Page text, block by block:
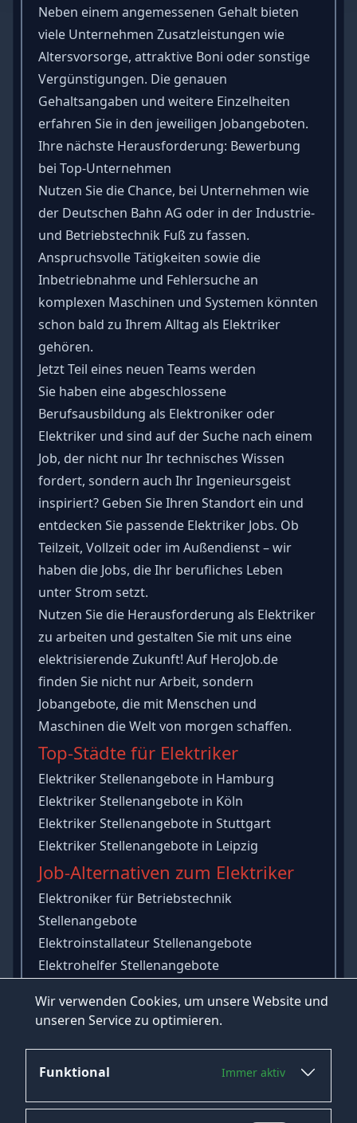
Wir verwenden Cookies, um unsere Website und
unseren Service zu optimieren.
Funktional Immer aktiv
Neben einem angemessenen Gehalt bieten
viele Unternehmen Zusatzleistungen wie
Altersvorsorge, attraktive Boni oder sonstige
Vergünstigungen. Die genauen
Gehaltsangaben und weitere Einzelheiten
erfahren Sie in den jeweiligen Jobangeboten.
Ihre nächste Herausforderung: Bewerbung
bei Top-Unternehmen
Nutzen Sie die Chance, bei Unternehmen wie
der Deutschen Bahn AG oder in der Industrie-
und Betriebstechnik Fuß zu fassen.
Anspruchsvolle Tätigkeiten sowie die
Inbetriebnahme und Fehlersuche an
komplexen Maschinen und Systemen könnten
schon bald zu Ihrem Alltag als Elektriker
gehören.
Jetzt Teil eines neuen Teams werden
Sie haben eine abgeschlossene
Berufsausbildung als Elektroniker oder
Elektriker und sind auf der Suche nach einem
Job, der nicht nur Ihr technisches Wissen
fordert, sondern auch Ihr Ingenieursgeist
inspiriert? Geben Sie Ihren Standort ein und
entdecken Sie passende Elektriker Jobs. Ob
Teilzeit, Vollzeit oder im Außendienst – wir
haben die Jobs, die Ihr berufliches Leben
unter Strom setzt.
Nutzen Sie die Herausforderung als Elektriker
zu arbeiten und gestalten Sie mit uns eine
elektrisierende Zukunft! Auf HeroJob.de
finden Sie nicht nur Arbeit, sondern
Jobangebote, die mit Menschen und
Maschinen die Welt von morgen schaffen.
Top-Städte für Elektriker
Elektriker Stellenangebote in Hamburg
Elektriker Stellenangebote in Köln
Elektriker Stellenangebote in Stuttgart
Elektriker Stellenangebote in Leipzig
Job-Alternativen zum Elektriker
Elektroniker für Betriebstechnik
Stellenangebote
Elektroinstallateur Stellenangebote
Elektrohelfer Stellenangebote
Elektroniker für Automatisierungstechnik